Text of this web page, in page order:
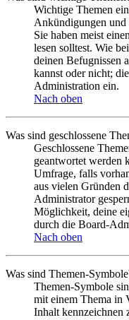
Wichtige Themen
Ankündigungen und
Sie haben meist
lesen solltest. Wie
deinen Befugnissen
kannst oder nicht;
Administration ein.
Nach oben
Was sind geschlossene
Geschlossene
geantwortet werden
Umfrage, falls
aus vielen Gründen
Administrator
Möglichkeit, deine
durch die Board-
Nach oben
Was sind Themen-
Themen-Symbole
mit einem Thema in
Inhalt kennzeichnen